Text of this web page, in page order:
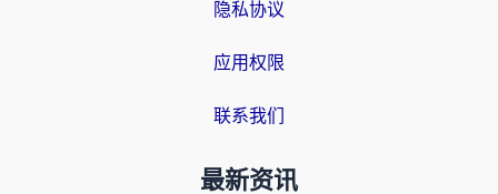
隐私协议
应用权限
联系我们
最新资讯